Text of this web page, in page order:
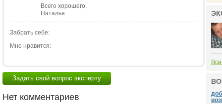
Всего хорошего,
Наталья.
Забрать себе:
Мне нравится:
Задать свой вопрос эксперту
Нет комментариев